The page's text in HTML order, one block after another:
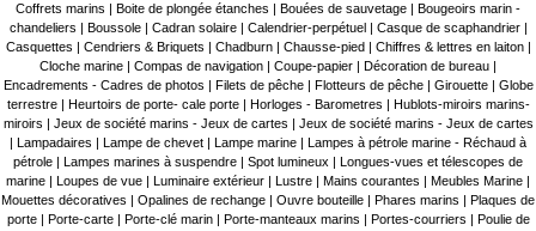
Coffrets marins
Boite de plongée étanches Bouées de sauvetage
Bougeoirs marin -
chandeliers
Boussole| Cadran solaire| Calendrier-perpétuel Casque de scaphandrier|
Casquettes
Cendriers & Briquets Chadburn| Chausse-pied Chiffres & lettres en laiton|
Cloche marine
Compas de navigation Coupe-papier Décoration de bureau
Encadrements - Cadres de photos
Filets de pêche| Flotteurs de pêche| Girouette| Globe
terrestre| Heurtoirs de porte- cale porte| Horloges - Barometres
Hublots-miroirs marins-
miroirs
Jeux de société marins - Jeux de cartes
Jeux de société marins - Jeux de cartes
Lampadaires Lampe de chevet Lampe marine
Lampes à pétrole marine - Réchaud à
pétrole
Lampes marines à suspendre Spot lumineux
Longues-vues et télescopes de
marine
Loupes de vue Luminaire extérieur Lustre Mains courantes Meubles Marine
Mouettes décoratives
Opalines de rechange Ouvre bouteille Phares marins
Plaques de
porte| Porte-carte| Porte-clé marin Porte-manteaux marins Portes-courriers
Poulie de